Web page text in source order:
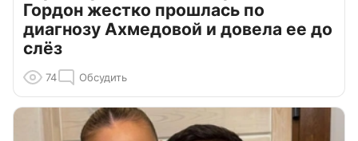
Гордон жестко прошлась по
диагнозу Ахмедовой и довела ее до
слёз
74 Обсудить